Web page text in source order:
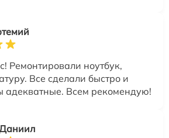
Ремонтировали ноутбук,
Все сделали быстро и
адекватные. Всем рекомендую!